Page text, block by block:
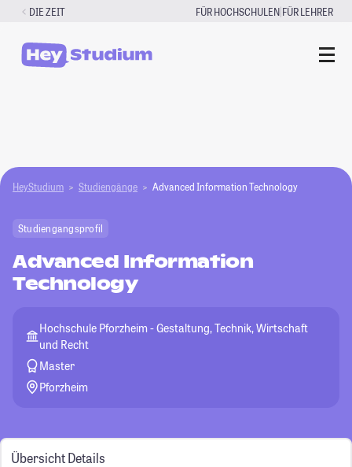
Zum
springen
DIE ZEIT FÜR HOCHSCHULEN|FÜR LEHRER
HeyStudium Studiengänge Advanced Information Technology
Studiengangsprofil
Advanced Information
Technology
Hochschule Pforzheim - Gestaltung, Technik, Wirtschaft
und Recht
Master
Pforzheim
Übersicht Details